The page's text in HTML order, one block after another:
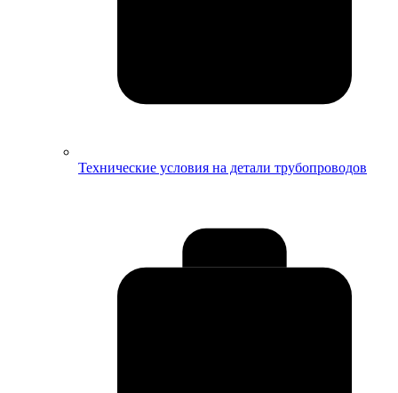
Технические условия на детали трубопроводов